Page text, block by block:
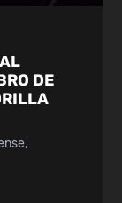
DE